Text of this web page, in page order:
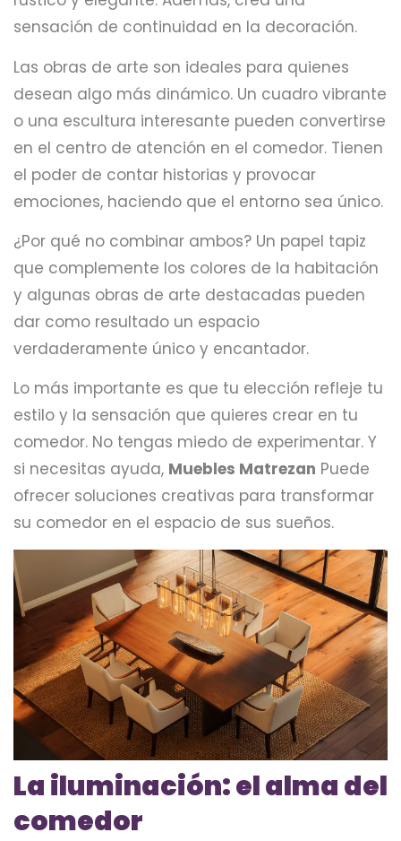
sensación de continuidad en la decoración.
Las obras de arte son ideales para quienes
desean algo más dinámico. Un cuadro vibrante
o una escultura interesante pueden convertirse
en el centro de atención en el comedor. Tienen
el poder de contar historias y provocar
emociones, haciendo que el entorno sea único.
¿Por qué no combinar ambos? Un papel tapiz
que complemente los colores de la habitación
y algunas obras de arte destacadas pueden
dar como resultado un espacio
verdaderamente único y encantador.
Lo más importante es que tu elección refleje tu
estilo y la sensación que quieres crear en tu
comedor. No tengas miedo de experimentar. Y
si necesitas ayuda, Muebles Matrezan Puede
ofrecer soluciones creativas para transformar
su comedor en el espacio de sus sueños.
La iluminación: el alma del
comedor